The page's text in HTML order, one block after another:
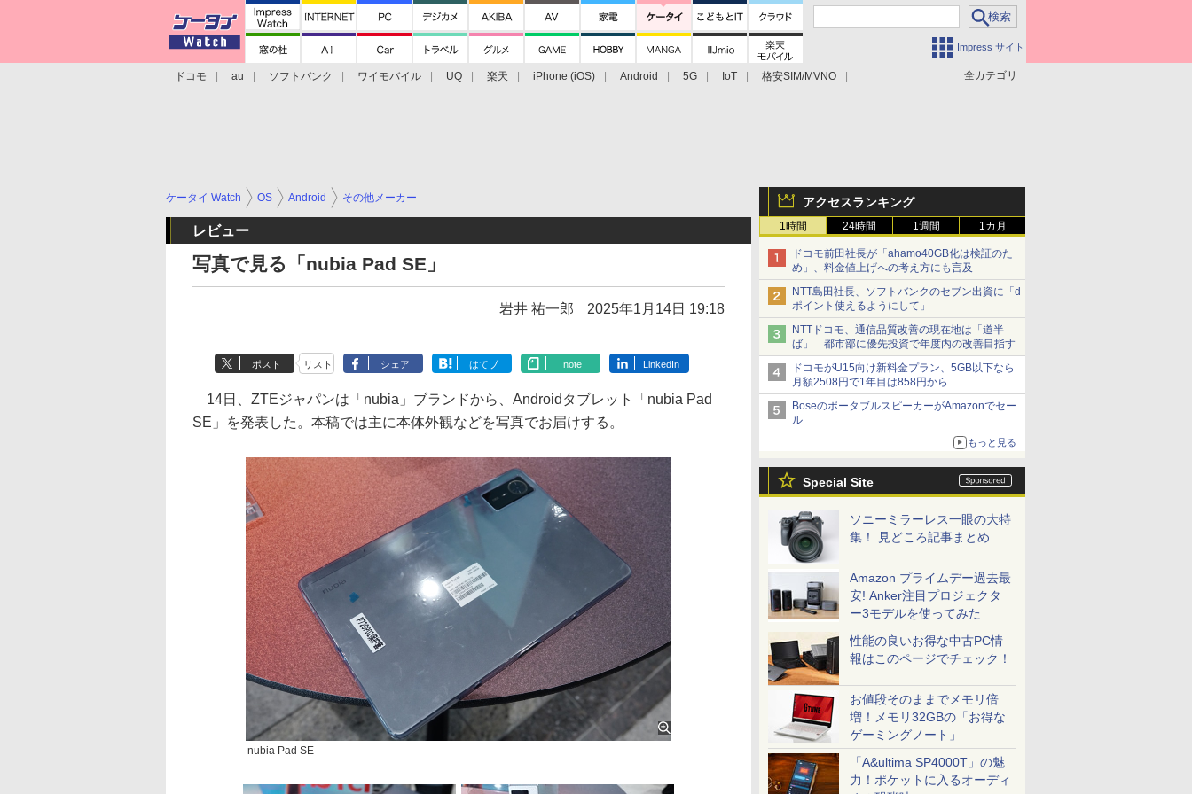
Impress サイト
全カテゴリ
ドコモ au ソフトバンク ワイモバイル UQ 楽天 iPhone (iOS) Android 5G IoT
格安SIM/MVNO
アクセスランキング
1時間 24時間 1週間 1カ月
ドコモ前田社長が「ahamo40GB化は検証のた
め」、料金値上げへの考え方にも言及
NTT島田社長、ソフトバンクのセブン出資に「d
ポイント使えるようにして」
NTTドコモ、通信品質改善の現在地は「道半
ば」 都市部に優先投資で年度内の改善目指す
ドコモがU15向け新料金プラン、5GB以下なら
月額2508円で1年目は858円から
BoseのポータブルスピーカーがAmazonでセー
ル
もっと見る
Special Site
ソニーミラーレス一眼の大特
集！ 見どころ記事まとめ
Amazon プライムデー過去最
安! Anker注目プロジェクタ
ー3モデルを使ってみた
性能の良いお得な中古PC情
報はこのページでチェック！
お値段そのままでメモリ倍
増！メモリ32GBの「お得な
ゲーミングノート」
「A&ultima SP4000T」の魅
力！ポケットに入るオーディ
ケータイ Watch OS Android その他メーカー
レビュー
写真で見る「nubia Pad SE」
岩井 祐一郎 2025年1月14日 19:18
ポスト リスト シェア はてブ note LinkedIn
14日、ZTEジャパンは「nubia」ブランドから、Androidタブレット「nubia Pad
SE」を発表した。本稿では主に本体外観などを写真でお届けする。
nubia Pad SE